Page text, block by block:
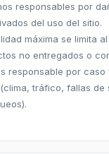
responsables por
del uso del sitio.
máxima se limita
no entregados o
responsable por caso
tráfico, fallas de